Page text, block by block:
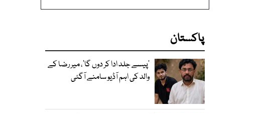
پاکستان
’پیسے جلد ادا کر دوں گا‘، میر رضا کے
والد کی اہم آڈیو سامنے آگئی